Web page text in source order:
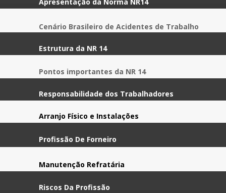
Cenário Brasileiro de Acidentes de Trabalho
Estrutura da NR 14
Pontos importantes da NR 14
Responsabilidade dos Trabalhadores
Arranjo Físico e Instalações
Profissão De Forneiro
Manutenção Refratária
Riscos Da Profissão